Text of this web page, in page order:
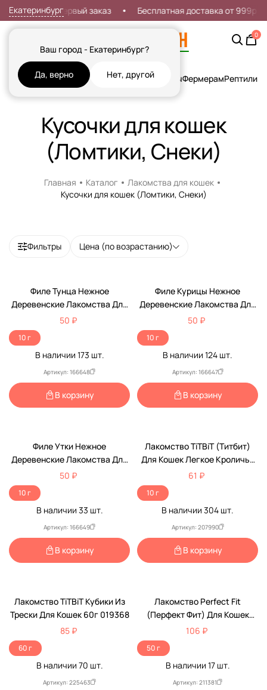
Екатеринбург
Ваш город - Екатеринбург?
Да, верно Нет, другой
Скидка 7% на первый заказ Бесплатная доставка от 999р
0
Кошки СобакиРыбы Грызуны и Хорьки ПтицыФермерамРептилии
Кусочки для кошек
(Ломтики, Снеки)
Главная Каталог
Лакомства для кошек
Кусочки для кошек (Ломтики, Снеки)
Фильтры Цена (по возрастанию)
Филе Тунца Нежное
Деревенские Лакомства Для
Кошек 10г 76050403
50 ₽
10 г
В наличии 173 шт.
Артикул: 166648
В корзину
Филе Курицы Нежное
Деревенские Лакомства Для
Кошек 10г 76050380
50 ₽
10 г
В наличии 124 шт.
Артикул: 166647
В корзину
Филе Утки Нежное
Деревенские Лакомства Для
Кошек 10г 76050397
50 ₽
10 г
В наличии 33 шт.
Артикул: 166649
В корзину
Лакомство TiTBiT (Титбит)
Для Кошек Легкое Кроличье
10г 019344 Сушеные
61 ₽
10 г
В наличии 304 шт.
Артикул: 207990
В корзину
Лакомство TiTBiT Кубики Из
Трески Для Кошек 60г 019368
85 ₽
60 г
В наличии 70 шт.
Артикул: 225463
Лакомство Perfect Fit
(Перфект Фит) Для Кошек
Курица Иммунитет Immunity
106 ₽
50 г
В наличии 17шт.
Артикул: 211381